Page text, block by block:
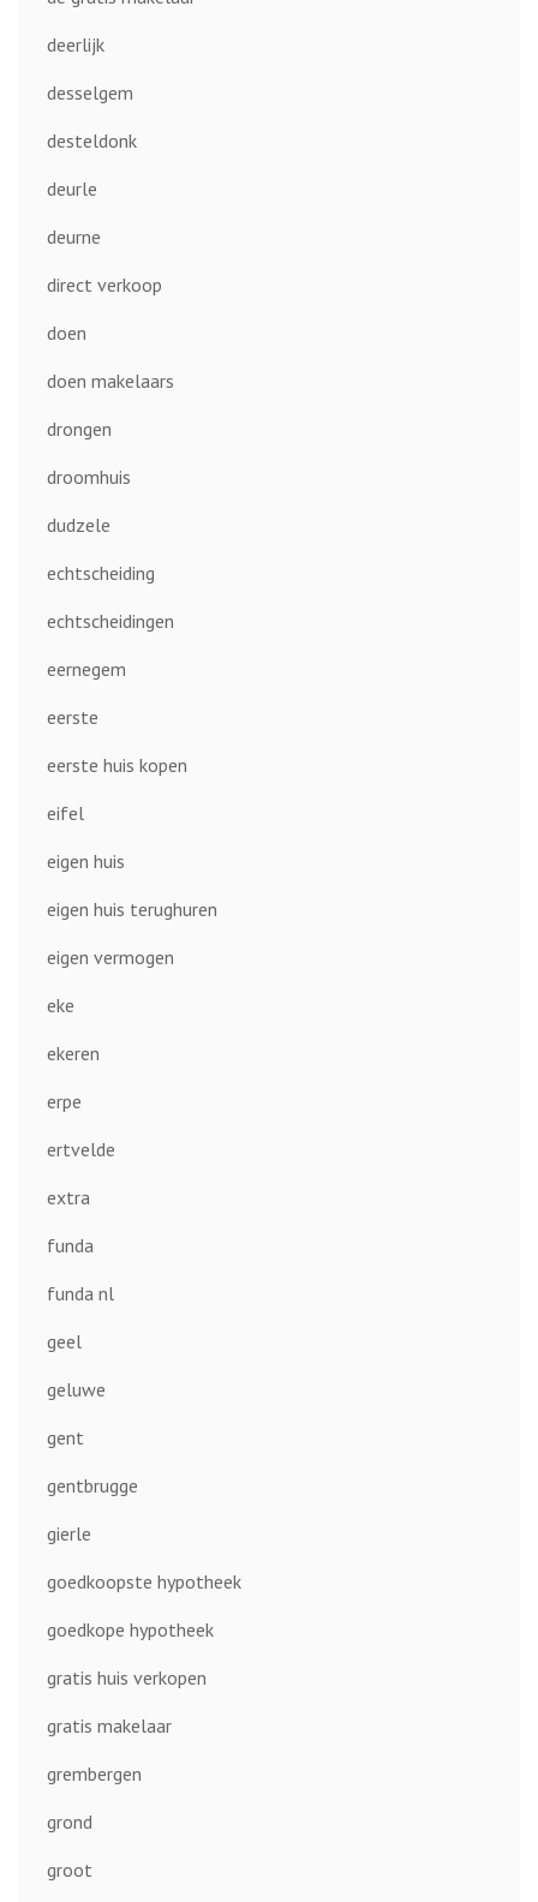
deerlijk
desselgem
desteldonk
deurle
deurne
direct verkoop
doen
doen makelaars
drongen
droomhuis
dudzele
echtscheiding
echtscheidingen
eernegem
eerste
eerste huis kopen
eifel
eigen huis
eigen huis terughuren
eigen vermogen
eke
ekeren
erpe
ertvelde
extra
funda
funda nl
geel
geluwe
gent
gentbrugge
gierle
goedkoopste hypotheek
goedkope hypotheek
gratis huis verkopen
gratis makelaar
grembergen
grond
groot